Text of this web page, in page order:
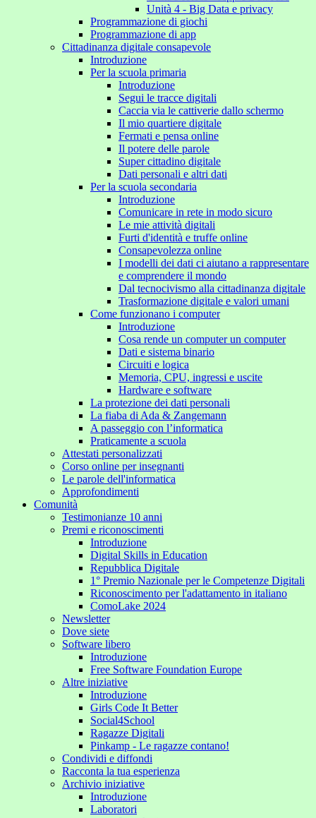
Unità 4 - Big Data e privacy
Programmazione di giochi
Programmazione di app
Cittadinanza digitale consapevole
Introduzione
Per la scuola primaria
Introduzione
Segui le tracce digitali
Caccia via le cattiverie dallo schermo
Il mio quartiere digitale
Fermati e pensa online
Il potere delle parole
Super cittadino digitale
Dati personali e altri dati
Per la scuola secondaria
Introduzione
Comunicare in rete in modo sicuro
Le mie attività digitali
Furti d'identità e truffe online
Consapevolezza online
I modelli dei dati ci aiutano a rappresentare
e comprendere il mondo
Dal tecnocivismo alla cittadinanza digitale
Trasformazione digitale e valori umani
Come funzionano i computer
Introduzione
Cosa rende un computer un computer
Dati e sistema binario
Circuiti e logica
Memoria, CPU, ingressi e uscite
Hardware e software
La protezione dei dati personali
La fiaba di Ada & Zangemann
A passeggio con l’informatica
Praticamente a scuola
Attestati personalizzati
Corso online per insegnanti
Le parole dell'informatica
Approfondimenti
Comunità
Testimonianze 10 anni
Premi e riconoscimenti
Introduzione
Digital Skills in Education
Repubblica Digitale
1° Premio Nazionale per le Competenze Digitali
Riconoscimento per l'adattamento in italiano
ComoLake 2024
Newsletter
Dove siete
Software libero
Introduzione
Free Software Foundation Europe
Altre iniziative
Introduzione
Girls Code It Better
Social4School
Ragazze Digitali
Pinkamp - Le ragazze contano!
Condividi e diffondi
Racconta la tua esperienza
Archivio iniziative
Introduzione
Laboratori